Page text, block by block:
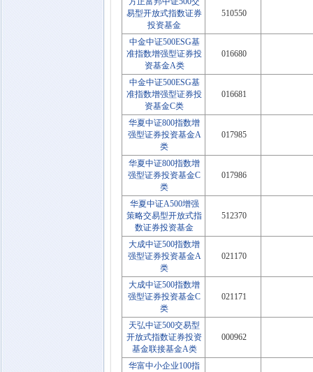
易型开放式指数证券
投资基金
510550
中金中证500ESG基
准指数增强型证券投
资基金A类
016680
中金中证500ESG基
准指数增强型证券投
资基金C类
016681
华夏中证800指数增
强型证券投资基金A
类
017985
华夏中证800指数增
强型证券投资基金C
类
017986
华夏中证A500增强
策略交易型开放式指
数证券投资基金
512370
大成中证500指数增
强型证券投资基金A
类
021170
大成中证500指数增
强型证券投资基金C
类
021171
天弘中证500交易型
开放式指数证券投资
基金联接基金A类
000962
华富中小企业100指